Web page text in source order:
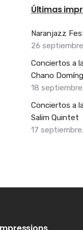
Últimas
Naranjazz
26
Conciertos a
Chano
18
Conciertos a
Salim Quintet
17